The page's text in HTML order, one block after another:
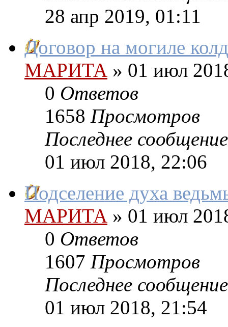
28 апр 2019, 01:11
Договор на могиле
МАРИТА » 01 июл
0 Ответов
1658 Просмотров
Последнее сообщение
01 июл 2018, 22:06
Подселение духа
МАРИТА » 01 июл
0 Ответов
1607 Просмотров
Последнее сообщение
01 июл 2018, 21:54